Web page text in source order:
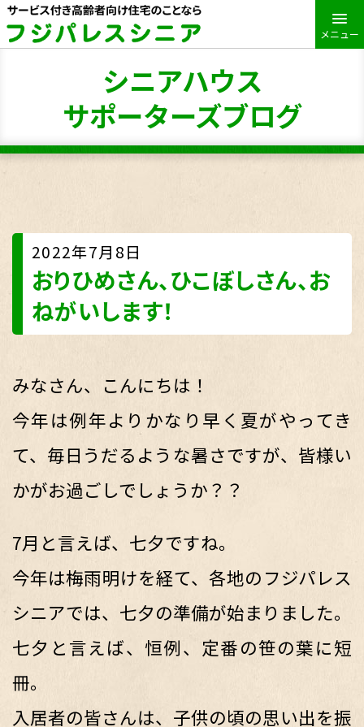
メニュー
シニアハウス
サポーターズブログ
2022年7月8日
おりひめさん、ひこぼしさん、お
ねがいします！
みなさん、こんにちは！
今年は例年よりかなり早く夏がやってき
て、毎日うだるような暑さですが、皆様い
かがお過ごしでしょうか？？
7月と言えば、七夕ですね。
今年は梅雨明けを経て、各地のフジパレス
シニアでは、七夕の準備が始まりました。
七夕と言えば、恒例、定番の笹の葉に短
冊。
入居者の皆さんは、子供の頃の思い出を振